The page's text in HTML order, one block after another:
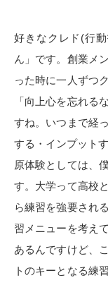
好きなクレド(行
ん」です。創業メ
った時に一人ずつ
「向上心を忘れる
すね。いつまで経
する・インプット
原体験としては、
す。大学って高校
ら練習を強要され
習メニューを考え
あるんですけど、
トのキーとなる練